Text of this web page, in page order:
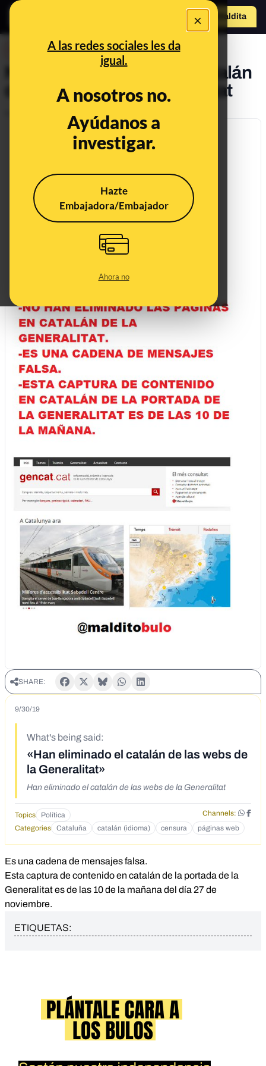
×
A las redes sociales les da
igual.
A nosotros no.
Ayúdanos a
investigar.
Hazte
Embajadora/Embajador
Ahora no
Hazte Maldita
No, no han eliminado el catalán
de las webs de la Generalitat
Nov 27, 2017, 12:00:00 AM
SHARE:
9/30/19
What's being said:
«Han eliminado el catalán de las webs de
la Generalitat»
Han eliminado el catalán de las webs de la Generalitat
Topics Política
Channels:
Categories
Cataluña catalán (idioma) censura páginas web
Es una cadena de mensajes falsa.
Esta captura de contenido en catalán de la portada de la
Generalitat es de las 10 de la mañana del día 27 de
noviembre.
ETIQUETAS: